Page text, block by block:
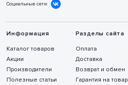
Социальные сети:
Информация
Каталог товаров
Акции
Производители
Полезные статьи
Разделы сайта
Оплата
Доставка
Возврат и обмен
Гарантия на товар